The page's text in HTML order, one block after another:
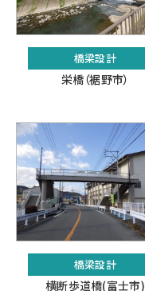
橋梁設計
栄橋（裾野市）
橋梁設計
横断歩道橋(富士市)